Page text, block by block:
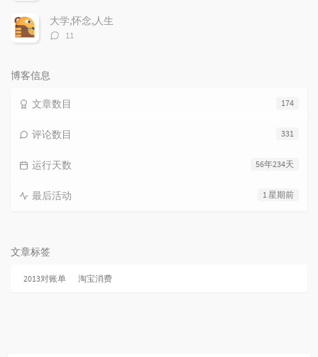
数：
大学,怀念,人生
评
11
博客信息
174
文章数目
331
评论数目
56年234天
运行天数
1 星期前
最后活动
文章标签
2013对账单 淘宝消费